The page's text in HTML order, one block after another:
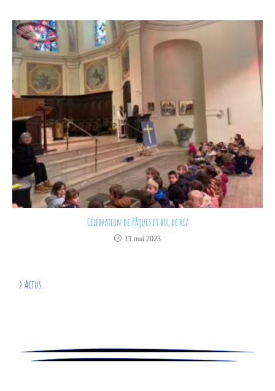
Célébration de Pâques et bol de riz
11 mai 2023
>Actus